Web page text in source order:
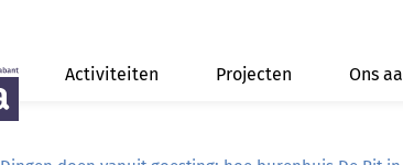
Activiteiten Projecten Ons